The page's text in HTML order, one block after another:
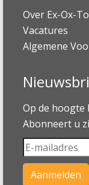
Over Ex-Ox-
Vacatures
Algemene
Op de hoogte
Abonneert u